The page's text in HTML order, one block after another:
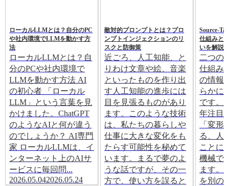
ローカルLLMとは？自分のPC
や社内環境でLLMを動かす方
法
ローカルLLMとは？自
分のPCや社内環境で
LLMを動かす方法 AI
の初心者 「ローカル
LLM」という言葉を見
かけました。ChatGPT
のようなAIと何が違う
のでしょうか？ AI専門
家 ローカルLLMは、イ
ンターネット上のAIサ
ービスに毎回問...
2026.05.042026.05.24
敵対的プロンプトとは？プロ
ンプトインジェクションのリ
スクと防御策
近ごろ、人工知能、と
りわけ文章や絵、音楽
といったものを作り出
す人工知能の進歩には
目を見張るものがあり
ます。このような技術
は、私たちの暮らしや
仕事に大きな変化をも
たらす可能性を秘めて
います。まるで夢のよ
うな話ですが、その一
方で、使い方を誤ると
Source-
仕組みと
いを解説
二つの
仕組み
の情報
らかに
です。
年注目
「変形
る、人
ことに
機械で
ます。
を別の